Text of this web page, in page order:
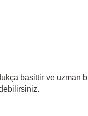
basittir ve uzman